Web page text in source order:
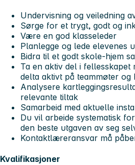
Undervisning og veiledning
Sørge for et trygt, godt og
Være en god klasseleder
Planlegge og lede elevenes
Bidra til et godt skole-hjem
Ta en aktiv del i fellesskapet
delta aktivt på teammøter og
Analysere
relevante tiltak
Samarbeid med aktuelle
Du vil arbeide systematisk
den beste utgaven av seg
Kontaktlæreransvar må
Kvalifikasjoner